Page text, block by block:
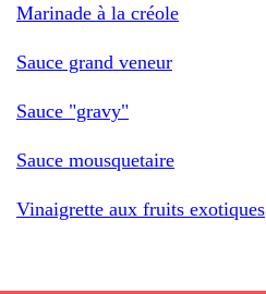
Marinade à la créole
Sauce grand veneur
Sauce "gravy"
Sauce mousquetaire
Vinaigrette aux fruits exotiques